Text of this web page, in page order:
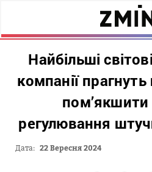
Найбільші
компанії
регулювання
Дата: 22 Вересня 2024